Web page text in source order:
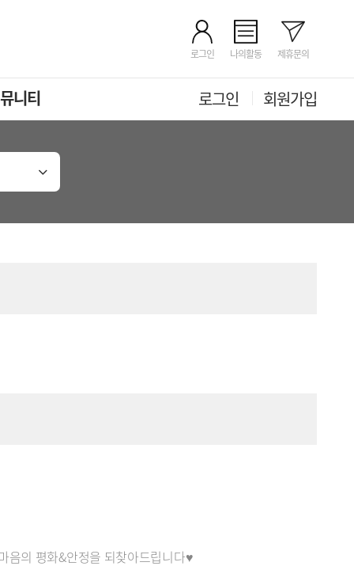
로그인 나의활동 제휴문의
니티 로그인 회원가입
음의 평화&안정을 되찾아드립니다♥